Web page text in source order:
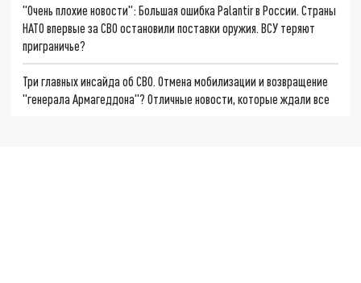
"Очень плохие новости": Большая ошибка Palantir в России. Страны
НАТО впервые за СВО остановили поставки оружия. ВСУ теряют
приграничье?
Три главных инсайда об СВО. Отмена мобилизации и возвращение
"генерала Армагеддона"? Отличные новости, которые ждали все